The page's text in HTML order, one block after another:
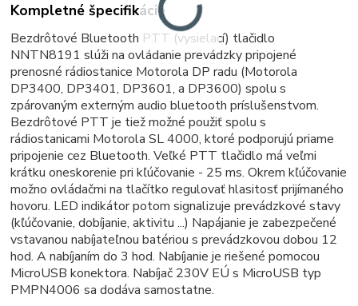
Kompletné špecifikácie
Bezdrôtové Bluetooth PTT (vysielací) tlačidlo
NNTN8191 slúži na ovládanie prevádzky pripojené
prenosné rádiostanice Motorola DP radu (Motorola
DP3400, DP3401, DP3601, a DP3600) spolu s
zpárovaným externým audio bluetooth príslušenstvom.
Bezdrôtové PTT je tiež možné použiť spolu s
rádiostanicami Motorola SL 4000, ktoré podporujú priame
pripojenie cez Bluetooth. Veľké PTT tlačidlo má veľmi
krátku oneskorenie pri kľúčovanie - 25 ms. Okrem kľúčovanie
možno ovládačmi na tlačítko regulovať hlasitosť prijímaného
hovoru. LED indikátor potom signalizuje prevádzkové stavy
(kľúčovanie, dobíjanie, aktivitu ...) Napájanie je zabezpečené
vstavanou nabíjateľnou batériou s prevádzkovou dobou 12
hod. A nabíjaním do 3 hod. Nabíjanie je riešené pomocou
MicroUSB konektora. Nabíjač 230V EÚ s MicroUSB typ
PMPN4006 sa dodáva samostatne.